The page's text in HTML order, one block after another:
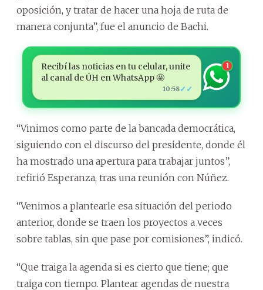
oposición, y tratar de hacer una hoja de ruta de
manera conjunta”, fue el anuncio de Bachi.
Recibí las noticias en tu celular, unite
al canal de ÚH en WhatsApp 🤩
10:58✓✓
1
“Vinimos como parte de la bancada democrática,
siguiendo con el discurso del presidente, donde él
ha mostrado una apertura para trabajar juntos”,
refirió Esperanza, tras una reunión con Núñez.
“Venimos a plantearle esa situación del periodo
anterior, donde se traen los proyectos a veces
sobre tablas, sin que pase por comisiones”, indicó.
“Que traiga la agenda si es cierto que tiene; que
traiga con tiempo. Plantear agendas de nuestra